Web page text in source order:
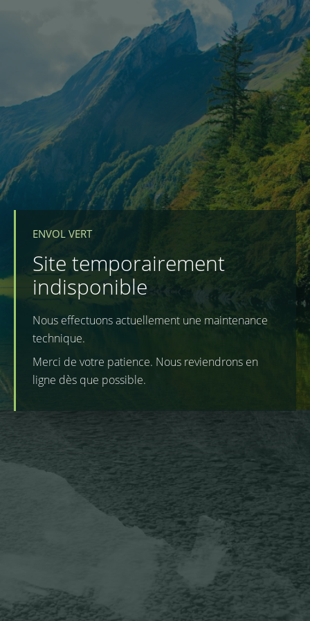
ENVOL VERT
Site temporairement
indisponible
Nous effectuons actuellement une maintenance
technique.
Merci de votre patience. Nous reviendrons en
ligne dès que possible.